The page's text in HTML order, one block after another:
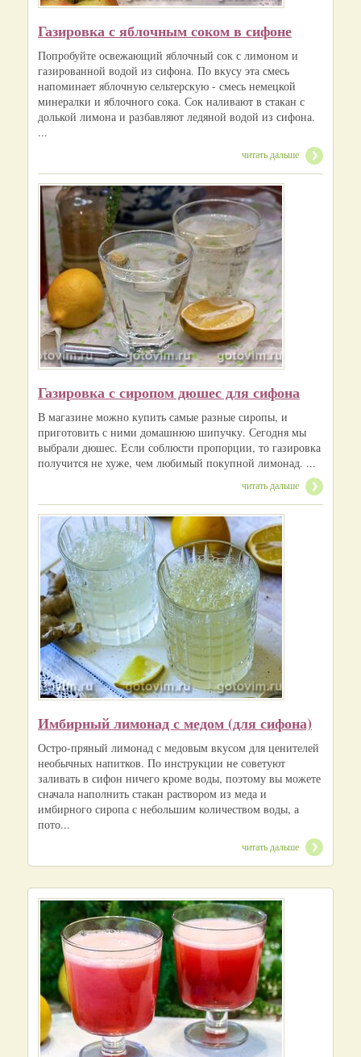
Газировка с яблочным соком в сифоне
Попробуйте освежающий яблочный сок с лимоном и
газированной водой из сифона. По вкусу эта смесь
напоминает яблочную сельтерскую - смесь немецкой
минералки и яблочного сока. Сок наливают в стакан с
долькой лимона и разбавляют ледяной водой из сифона.
...
читать дальше
Газировка с сиропом дюшес для сифона
В магазине можно купить самые разные сиропы, и
приготовить с ними домашнюю шипучку. Сегодня мы
выбрали дюшес. Если соблюсти пропорции, то газировка
получится не хуже, чем любимый покупной лимонад. ...
читать дальше
Имбирный лимонад с медом (для сифона)
Остро-пряный лимонад с медовым вкусом для ценителей
необычных напитков. По инструкции не советуют
заливать в сифон ничего кроме воды, поэтому вы можете
сначала наполнить стакан раствором из меда и
имбирного сиропа с небольшим количеством воды, а
пото...
читать дальше